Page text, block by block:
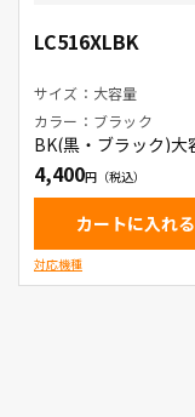
LC516XLBK
サイズ：大容量
カラー：ブラック
BK(黒・ブラック)大
インクカートリッジ
4,400
カートに入れる
対応機種